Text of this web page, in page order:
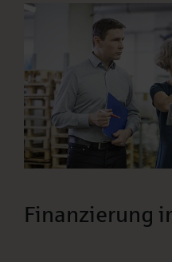
Finanzierung